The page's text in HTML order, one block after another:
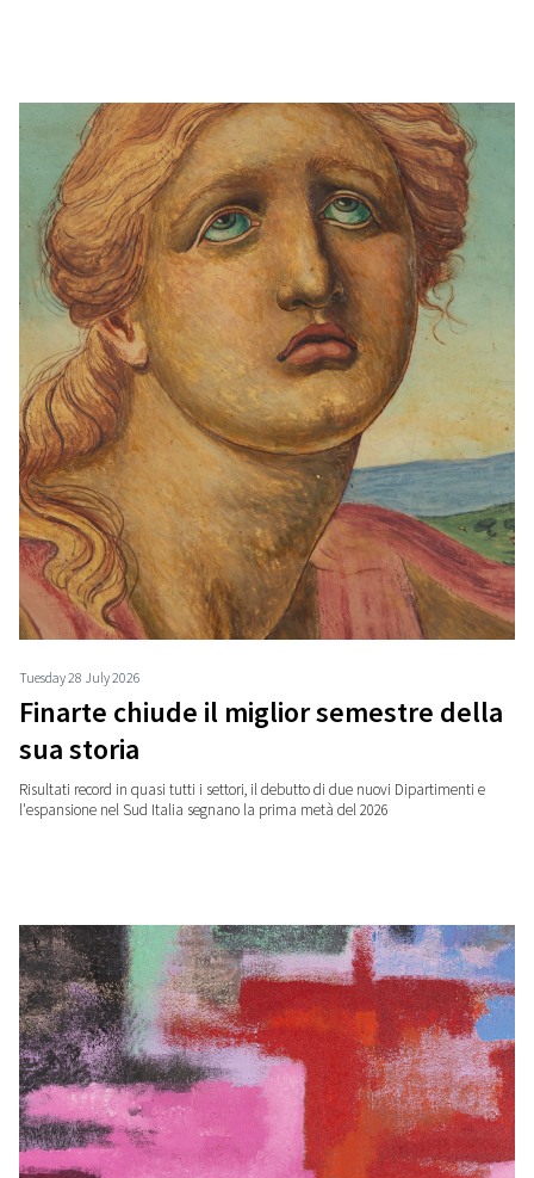
Tuesday 28 July 2026
Finarte chiude il miglior semestre della
sua storia
Risultati record in quasi tutti i settori, il debutto di due nuovi Dipartimenti e
l'espansione nel Sud Italia segnano la prima metà del 2026